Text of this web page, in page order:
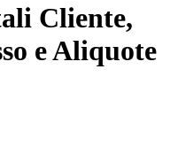
Cliente,
e Aliquote